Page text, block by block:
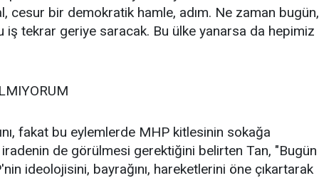
cesur bir demokratik hamle, adım. Ne zaman bugün,
iş tekrar geriye saracak. Bu ülke yanarsa da hepimiz
fakat bu eylemlerde MHP kitlesinin sokağa
de görülmesi gerektiğini belirten Tan, "Bugün
ideolojisini, bayrağını, hareketlerini öne çıkartarak